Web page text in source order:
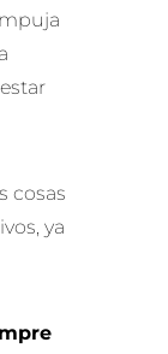
cosas
ya